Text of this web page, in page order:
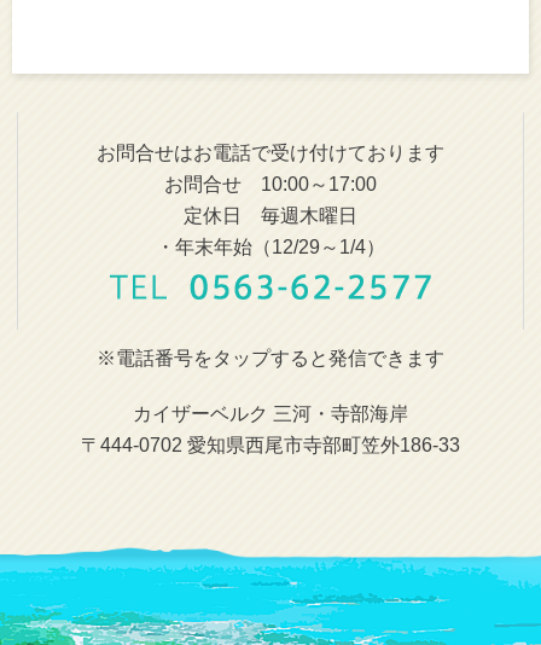
お問合せはお電話で受け付けております
お問合せ 10:00～17:00
定休日 毎週木曜日
・年末年始（12/29～1/4）
※電話番号をタップすると発信できます
カイザーベルク 三河・寺部海岸
〒444-0702 愛知県西尾市寺部町笠外186-33